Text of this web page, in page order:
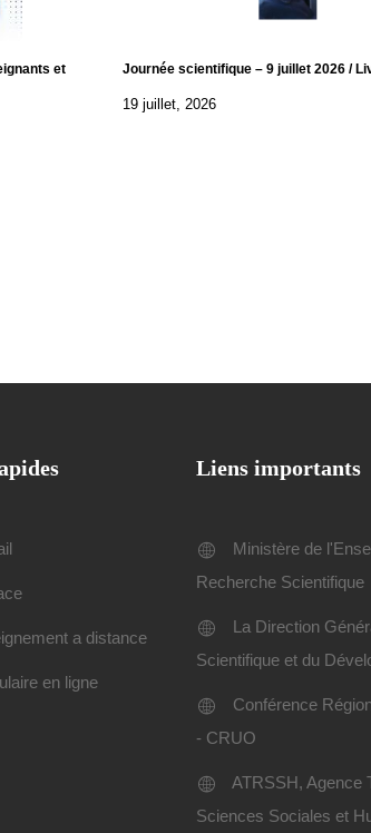
et
Journée scientifique – 9 juillet 2026 /
19 juillet, 2026
a distance
en ligne
Liens importants
Ministère de
Recherche Scientifique
La Direction
Scientifique et du
Conférence
- CRUO
ATRSSH, Agence
Sciences Sociales et